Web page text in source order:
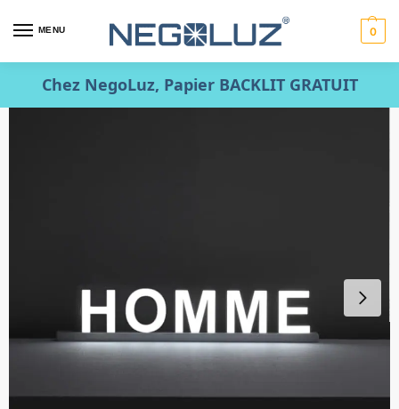
MENU 0
Chez NegoLuz, Papier BACKLIT GRATUIT